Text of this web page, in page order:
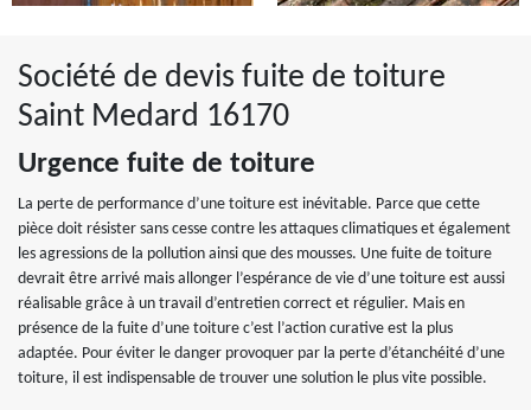
Société de devis fuite de toiture
Saint Medard 16170
Urgence fuite de toiture
La perte de performance d’une toiture est inévitable. Parce que cette
pièce doit résister sans cesse contre les attaques climatiques et également
les agressions de la pollution ainsi que des mousses. Une fuite de toiture
devrait être arrivé mais allonger l’espérance de vie d’une toiture est aussi
réalisable grâce à un travail d’entretien correct et régulier. Mais en
présence de la fuite d’une toiture c’est l’action curative est la plus
adaptée. Pour éviter le danger provoquer par la perte d’étanchéité d’une
toiture, il est indispensable de trouver une solution le plus vite possible.